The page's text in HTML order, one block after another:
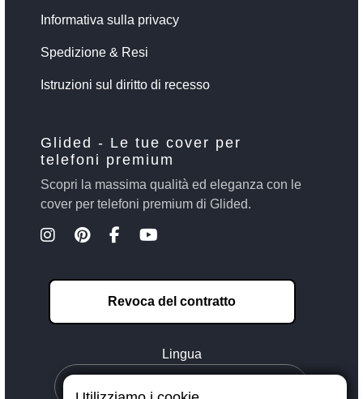
Informativa sulla privacy
Spedizione & Resi
Istruzioni sul diritto di recesso
Glided - Le tue cover per
telefoni premium
Scopri la massima qualità ed eleganza con le
cover per telefoni premium di Glided.
Revoca del contratto
Lingua